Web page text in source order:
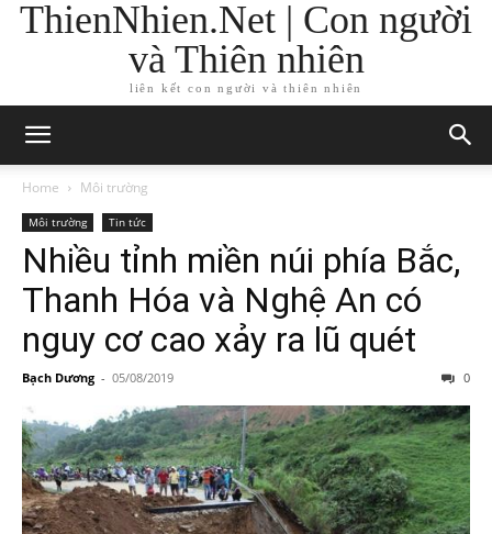
ThienNhien.Net | Con người
và Thiên nhiên
liên kết con người và thiên nhiên
Home Môi trường
Môi trường Tin tức
Nhiều tỉnh miền núi phía Bắc,
Thanh Hóa và Nghệ An có
nguy cơ cao xảy ra lũ quét
Bạch Dương - 05/08/2019 0